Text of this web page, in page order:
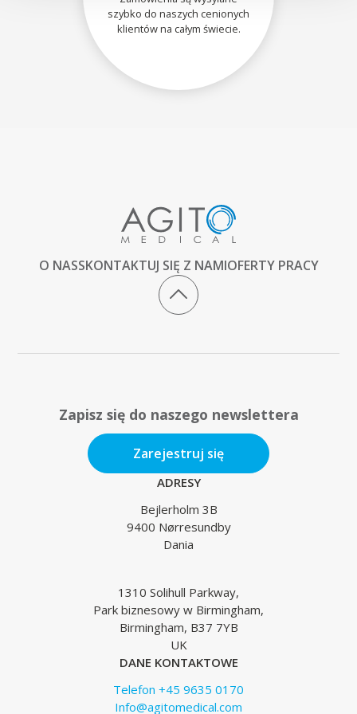
szybko do naszych cenionych
klientów na całym świecie.
O NASSKONTAKTUJ SIĘ Z NAMIOFERTY PRACY
Zapisz się do naszego newslettera
Zarejestruj się
ADRESY
Bejlerholm 3B
9400 Nørresundby
Dania
1310 Solihull Parkway,
Park biznesowy w Birmingham,
Birmingham, B37 7YB
UK
DANE KONTAKTOWE
Telefon +45 9635 0170
Info@agitomedical.com